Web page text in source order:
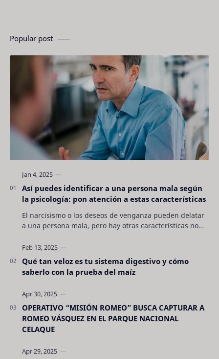
Popular post
Así puedes identificar a una persona mala según
la psicología: pon atención a estas características
El narcisismo o los deseos de venganza pueden delatar
a una persona mala, pero hay otras características no
Qué tan veloz es tu sistema digestivo y cómo
saberlo con la prueba del maíz
OPERATIVO “MISIÓN ROMEO” BUSCA CAPTURAR A
ROMEO VÁSQUEZ EN EL PARQUE NACIONAL
CELAQUE